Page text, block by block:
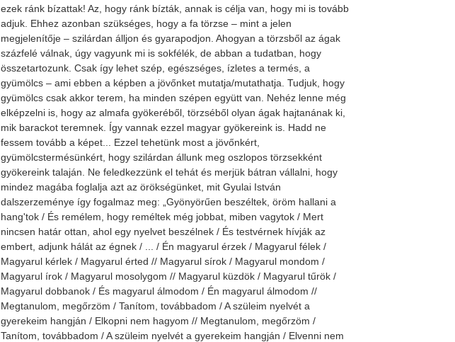
ezek ránk bízattak! Az, hogy ránk bízták, annak is célja van, hogy mi is tovább
adjuk. Ehhez azonban szükséges, hogy a fa törzse – mint a jelen
megjelenítője – szilárdan álljon és gyarapodjon. Ahogyan a törzsből az ágak
százfelé válnak, úgy vagyunk mi is sokfélék, de abban a tudatban, hogy
összetartozunk. Csak így lehet szép, egészséges, ízletes a termés, a
gyümölcs – ami ebben a képben a jövőnket mutatja/mutathatja. Tudjuk, hogy
gyümölcs csak akkor terem, ha minden szépen együtt van. Nehéz lenne még
elképzelni is, hogy az almafa gyökeréből, törzséből olyan ágak hajtanának ki,
mik barackot teremnek. Így vannak ezzel magyar gyökereink is. Hadd ne
fessem tovább a képet... Ezzel tehetünk most a jövőnkért,
gyümölcstermésünkért, hogy szilárdan állunk meg oszlopos törzsekként
gyökereink talaján. Ne feledkezzünk el tehát és merjük bátran vállalni, hogy
mindez magába foglalja azt az örökségünket, mit Gyulai István
dalszerzeménye így fogalmaz meg: „Gyönyörűen beszéltek, öröm hallani a
hang'tok / És remélem, hogy reméltek még jobbat, miben vagytok / Mert
nincsen határ ottan, ahol egy nyelvet beszélnek / És testvérnek hívják az
embert, adjunk hálát az égnek / ... / Én magyarul érzek / Magyarul félek /
Magyarul kérlek / Magyarul érted // Magyarul sírok / Magyarul mondom /
Magyarul írok / Magyarul mosolygom // Magyarul küzdök / Magyarul tűrök /
Magyarul dobbanok / És magyarul álmodom / Én magyarul álmodom //
Megtanulom, megőrzöm / Tanítom, továbbadom / A szüleim nyelvét a
gyerekeim hangján / Elkopni nem hagyom // Megtanulom, megőrzöm /
Tanítom, továbbadom / A szüleim nyelvét a gyerekeim hangján / Elvenni nem